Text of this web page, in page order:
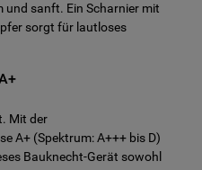
und sanft. Ein Scharnier mit
sorgt für lautloses
Mit der
A+ (Spektrum: A+++ bis D)
Bauknecht-Gerät sowohl